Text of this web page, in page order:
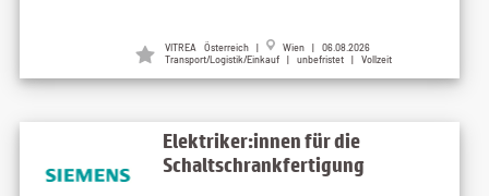
VITREA Österreich | Wien | 06.08.2026
Transport/Logistik/Einkauf | unbefristet | Vollzeit
Elektriker:innen für die
Schaltschrankfertigung